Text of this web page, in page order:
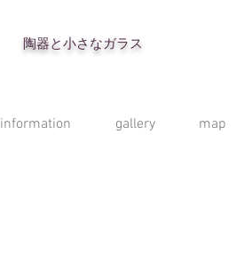
陶器と小さなガラス
information gallery map